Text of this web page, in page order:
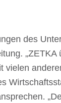
des
vielen